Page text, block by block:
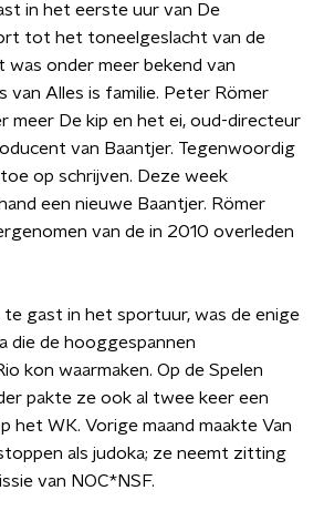
in het eerste uur van De
tot het toneelgeslacht van de
was onder meer bekend van
van Alles is familie. Peter Römer
meer De kip en het ei, oud-directeur
van Baantjer. Tegenwoordig
op schrijven. Deze week
een nieuwe Baantjer. Römer
van de in 2010 overleden
te gast in het sportuur, was de enige
die de hooggespannen
kon waarmaken. Op de Spelen
pakte ze ook al twee keer een
het WK. Vorige maand maakte Van
als judoka; ze neemt zitting
van NOC*NSF.